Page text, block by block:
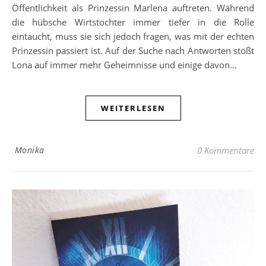
Öffentlichkeit als Prinzessin Marlena auftreten. Während
die hübsche Wirtstochter immer tiefer in die Rolle
eintaucht, muss sie sich jedoch fragen, was mit der echten
Prinzessin passiert ist. Auf der Suche nach Antworten stößt
Lona auf immer mehr Geheimnisse und einige davon…
WEITERLESEN
Monika 0 Kommentare